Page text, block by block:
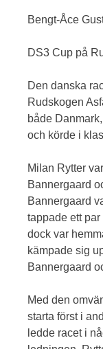
Bengt-Åce
DS3 Cup på
Den danska
Rudskogen
både
och körde i
Milan Rytter
Bannergaard
Bannergaard
tappade ett
dock var
kämpade sig
Bannergaard
Med den
starta först i
ledde racet i